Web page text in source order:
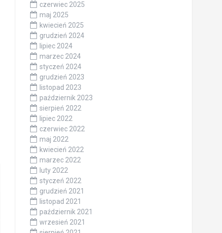
czerwiec 2025
maj 2025
kwiecień 2025
grudzień 2024
lipiec 2024
marzec 2024
styczeń 2024
grudzień 2023
listopad 2023
październik 2023
sierpień 2022
lipiec 2022
czerwiec 2022
maj 2022
kwiecień 2022
marzec 2022
luty 2022
styczeń 2022
grudzień 2021
listopad 2021
październik 2021
wrzesień 2021